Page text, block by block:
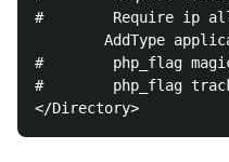
#        Require ip
AddType
#        php_flag
#        php_flag